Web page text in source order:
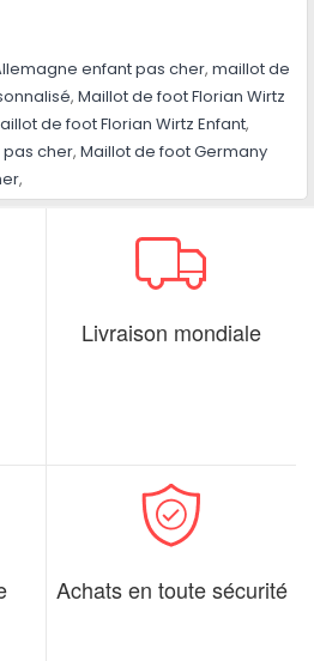
enfant pas cher, maillot de
, Maillot de foot Florian Wirtz
de foot Florian Wirtz Enfant,
pas cher, Maillot de foot Germany
,
Livraison mondiale
Achats en toute sécurité